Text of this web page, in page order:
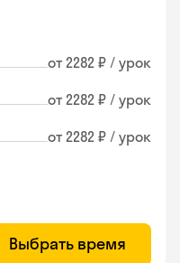
от 2282 ₽ / урок
от 2282 ₽ / урок
от 2282 ₽ / урок
Выбрать время